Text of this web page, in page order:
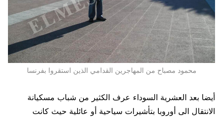
محمود مصباح من المهاجرين القدامي الذين استقروا بفرنسا
أيضا بعد العشرية السوداء عرف الكثير من شباب مسكيانة
الانتقال الى أوروبا بتأشيرات سياحية أو عائلية حيث كانت